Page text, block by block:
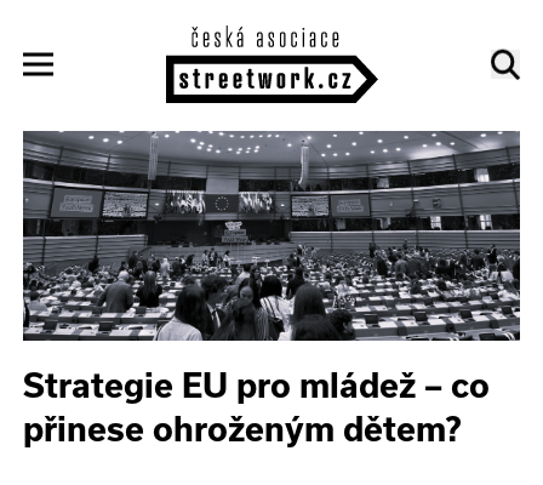
Strategie EU pro mládež – co
přinese ohroženým dětem?